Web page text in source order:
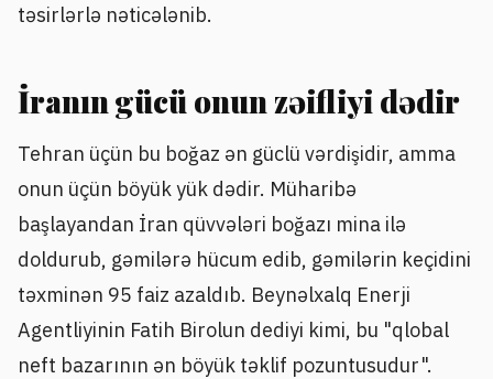
təsirlərlə nəticələnib.
İranın gücü onun zəifliyi dədir
Tehran üçün bu boğaz ən güclü vərdişidir, amma
onun üçün böyük yük dədir. Müharibə
başlayandan İran qüvvələri boğazı mina ilə
doldurub, gəmilərə hücum edib, gəmilərin keçidini
təxminən 95 faiz azaldıb. Beynəlxalq Enerji
Agentliyinin Fatih Birolun dediyi kimi, bu "qlobal
neft bazarının ən böyük təklif pozuntusudur".